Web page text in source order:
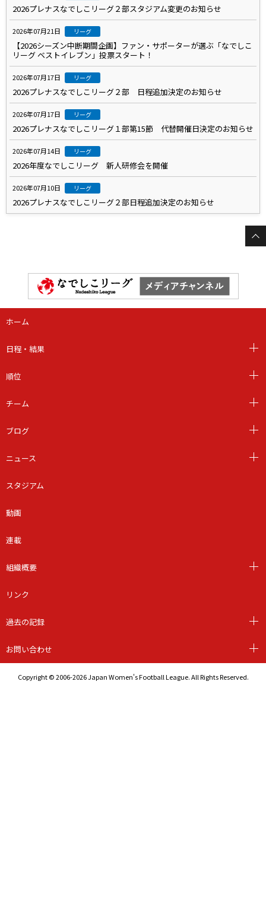
2026プレナスなでしこリーグ２部スタジアム変更のお知らせ
2026年07月21日 リーグ
【2026シーズン中断期間企画】ファン・サポーターが選ぶ「なでしこ
リーグ ベストイレブン」投票スタート！
2026年07月17日 リーグ
2026プレナスなでしこリーグ２部 日程追加決定のお知らせ
2026年07月17日 リーグ
2026プレナスなでしこリーグ１部第15節 代替開催日決定のお知らせ
2026年07月14日 リーグ
2026年度なでしこリーグ 新人研修会を開催
2026年07月10日 リーグ
2026プレナスなでしこリーグ２部日程追加決定のお知らせ
ホーム
日程・結果
順位
チーム
ブログ
ニュース
スタジアム
動画
連載
組織概要
リンク
過去の記録
お問い合わせ
Copyright © 2006-2026 Japan Women's Football League. All Rights Reserved.